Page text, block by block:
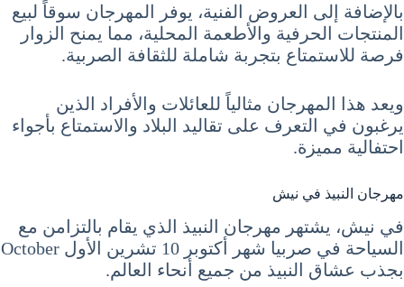
بالإضافة إلى العروض الفنية، يوفر المهرجان سوقاً لبيع
المنتجات الحرفية والأطعمة المحلية، مما يمنح الزوار
فرصة للاستمتاع بتجربة شاملة للثقافة الصربية.
ويعد هذا المهرجان مثالياً للعائلات والأفراد الذين
يرغبون في التعرف على تقاليد البلاد والاستمتاع بأجواء
احتفالية مميزة.
مهرجان النبيذ في نيش
في نيش، يشتهر مهرجان النبيذ الذي يقام بالتزامن مع
السياحة في صربيا شهر أكتوبر 10 تشرين الأول October
بجذب عشاق النبيذ من جميع أنحاء العالم.